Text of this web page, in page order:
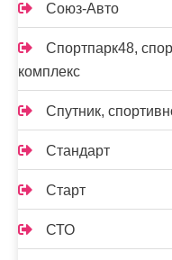
Союз-Авто
Спортпарк48,
комплекс
Спутник,
Стандарт
Старт
СТО